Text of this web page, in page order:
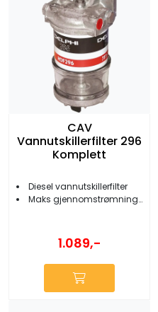
CAV
Vannutskillerfilter 296
Komplett
Diesel vannutskillerfilter
Maks gjennomstrømning 45 l/t
1.089,-